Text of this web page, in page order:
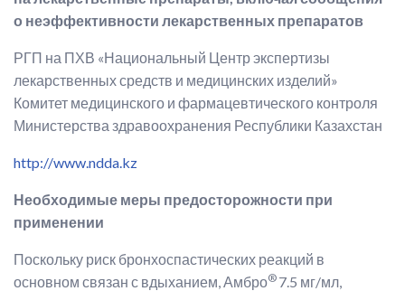
о неэффективности лекарственных препаратов
РГП на ПХВ «Национальный Центр экспертизы
лекарственных средств и медицинских изделий»
Комитет медицинского и фармацевтического контроля
Министерства здравоохранения Республики Казахстан
http://www.ndda.kz
Необходимые меры предосторожности при
применении
Поскольку риск бронхоспастических реакций в
основном связан с вдыханием, Амбро® 7.5 мг/мл,